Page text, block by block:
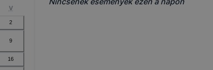
V
2
9
16